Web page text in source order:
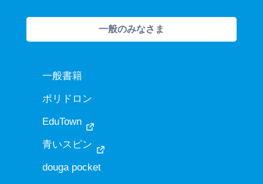
一般のみなさま
一般書籍
ポリドロン
EduTown
青いスピン
douga pocket